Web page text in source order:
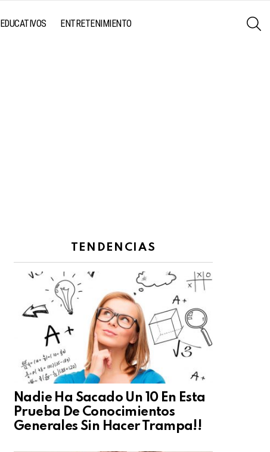
EDUCATIVOS ENTRETENIMIENTO
TENDENCIAS
Nadie Ha Sacado Un 10 En Esta
Prueba De Conocimientos
Generales Sin Hacer Trampa!!